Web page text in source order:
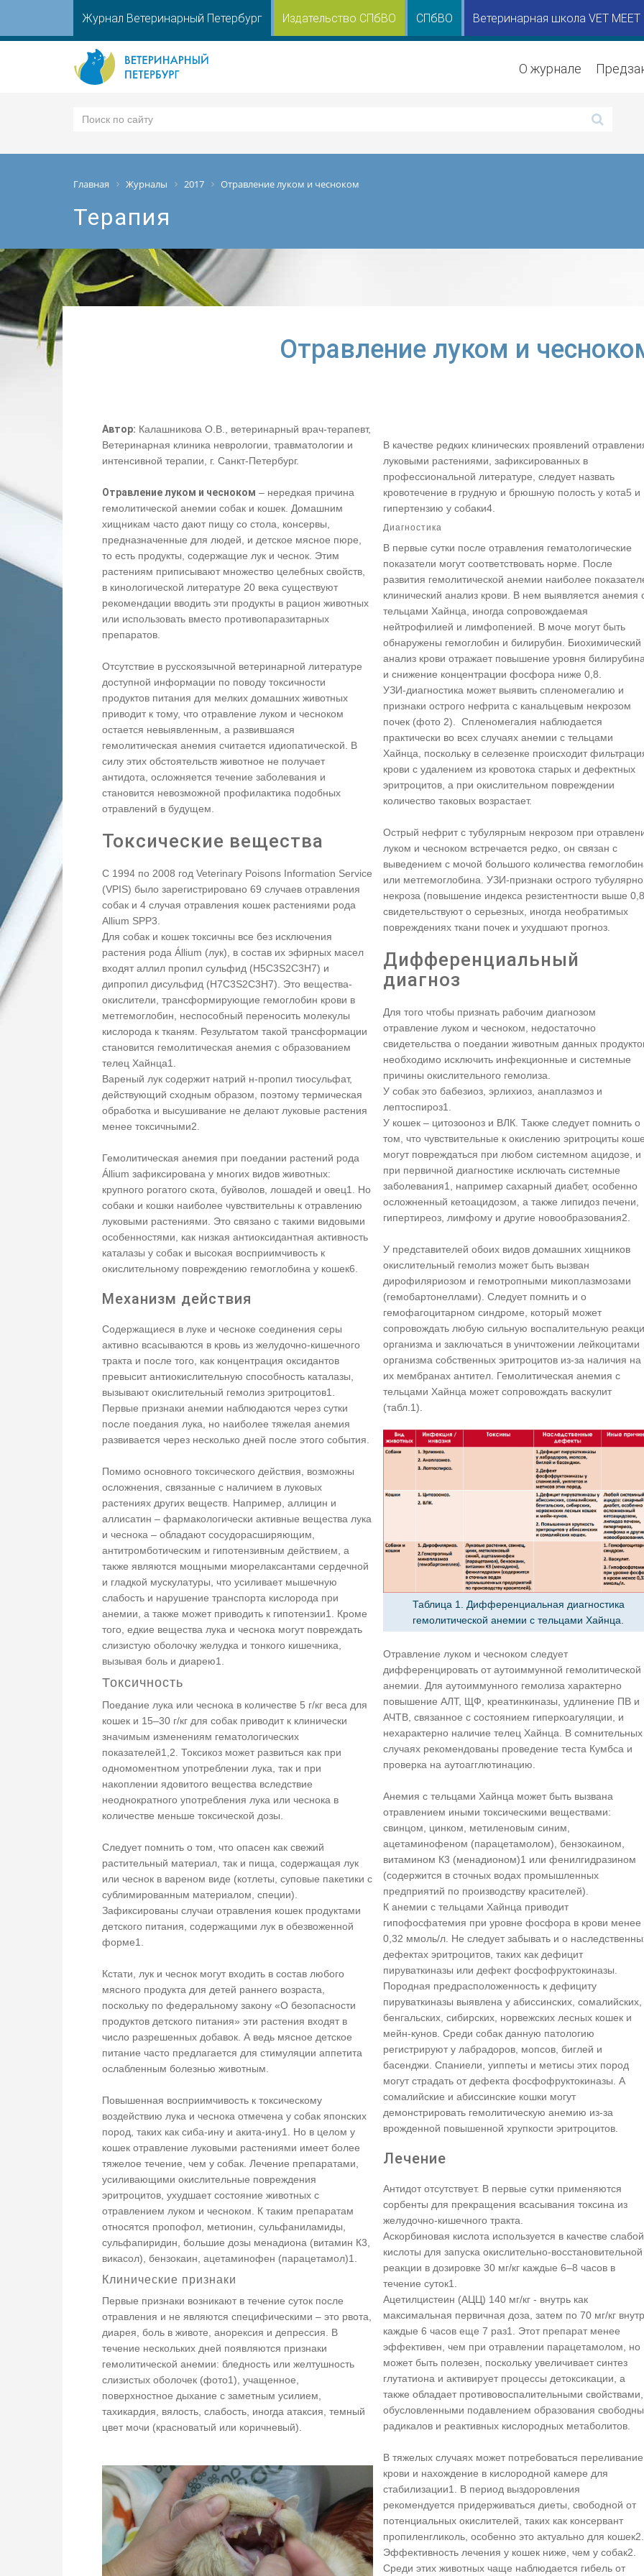
Журнал Ветеринарный Петербург Издательство СПбВО СПбВО Ветеринарная школа VET MEET
О журнале
Главная Журналы 2017 Отравление луком и чесноком
Терапия
Отравление луком и
Автор: Калашникова О.В., ветеринарный врач-терапевт,
Ветеринарная клиника неврологии, травматологии и
интенсивной терапии, г. Санкт-Петербург.
Отравление луком и чесноком – нередкая причина
гемолитической анемии собак и кошек. Домашним
хищникам часто дают пищу со стола, консервы,
предназначенные для людей, и детское мясное пюре,
то есть продукты, содержащие лук и чеснок. Этим
растениям приписывают множество целебных свойств,
в кинологической литературе 20 века существуют
рекомендации вводить эти продукты в рацион животных
или использовать вместо противопаразитарных
препаратов.
Отсутствие в русскоязычной ветеринарной литературе
доступной информации по поводу токсичности
продуктов питания для мелких домашних животных
приводит к тому, что отравление луком и чесноком
остается невыявленным, а развившаяся
гемолитическая анемия считается идиопатической. В
силу этих обстоятельств животное не получает
антидота, осложняется течение заболевания и
становится невозможной профилактика подобных
отравлений в будущем.
Токсические вещества
С 1994 по 2008 год Veterinary Poisons Information Service
(VPIS) было зарегистрировано 69 случаев отравления
собак и 4 случая отравления кошек растениями рода
Allium SPP3.
Для собак и кошек токсичны все без исключения
растения рода Állium (лук), в состав их эфирных масел
входят аллил пропил сульфид (H5C3S2C3H7) и
дипропил дисульфид (H7C3S2C3H7). Это вещества-
окислители, трансформирующие гемоглобин крови в
метгемоглобин, неспособный переносить молекулы
кислорода к тканям. Результатом такой трансформации
становится гемолитическая анемия с образованием
телец Хайнца1.
Вареный лук содержит натрий н-пропил тиосульфат,
действующий сходным образом, поэтому термическая
обработка и высушивание не делают луковые растения
менее токсичными2.
Гемолитическая анемия при поедании растений рода
Állium зафиксирована у многих видов животных:
крупного рогатого скота, буйволов, лошадей и овец1. Но
собаки и кошки наиболее чувствительны к отравлению
луковыми растениями. Это связано с такими видовыми
особенностями, как низкая антиоксидантная активность
каталазы у собак и высокая восприимчивость к
окислительному повреждению гемоглобина у кошек6.
Механизм действия
Содержащиеся в луке и чесноке соединения серы
активно всасываются в кровь из желудочно-кишечного
тракта и после того, как концентрация оксидантов
превысит антиокислительную способность каталазы,
вызывают окислительный гемолиз эритроцитов1.
Первые признаки анемии наблюдаются через сутки
после поедания лука, но наиболее тяжелая анемия
развивается через несколько дней после этого события.
Помимо основного токсического действия, возможны
осложнения, связанные с наличием в луковых
растениях других веществ. Например, аллицин и
аллисатин – фармакологически активные вещества лука
и чеснока – обладают сосудорасширяющим,
антитромботическим и гипотензивным действием, а
также являются мощными миорелаксантами сердечной
и гладкой мускулатуры, что усиливает мышечную
слабость и нарушение транспорта кислорода при
анемии, а также может приводить к гипотензии1. Кроме
того, едкие вещества лука и чеснока могут повреждать
слизистую оболочку желудка и тонкого кишечника,
вызывая боль и диарею1.
Токсичность
Поедание лука или чеснока в количестве 5 г/кг веса для
кошек и 15–30 г/кг для собак приводит к клинически
значимым изменениям гематологических
показателей1,2. Токсикоз может развиться как при
одномоментном употреблении лука, так и при
накоплении ядовитого вещества вследствие
неоднократного употребления лука или чеснока в
количестве меньше токсической дозы.
Следует помнить о том, что опасен как свежий
растительный материал, так и пища, содержащая лук
или чеснок в вареном виде (котлеты, суповые пакетики с
сублимированным материалом, специи).
Зафиксированы случаи отравления кошек продуктами
детского питания, содержащими лук в обезвоженной
форме1.
Кстати, лук и чеснок могут входить в состав любого
мясного продукта для детей раннего возраста,
поскольку по федеральному закону «О безопасности
продуктов детского питания» эти растения входят в
число разрешенных добавок. А ведь мясное детское
питание часто предлагается для стимуляции аппетита
ослабленным болезнью животным.
Повышенная восприимчивость к токсическому
воздействию лука и чеснока отмечена у собак японских
пород, таких как сиба-ину и акита-ину1. Но в целом у
кошек отравление луковыми растениями имеет более
тяжелое течение, чем у собак. Лечение препаратами,
усиливающими окислительные повреждения
эритроцитов, ухудшает состояние животных с
отравлением луком и чесноком. К таким препаратам
относятся пропофол, метионин, сульфаниламиды,
сульфапиридин, большие дозы менадиона (витамин К3,
викасол), бензокаин, ацетаминофен (парацетамол)1.
Клинические признаки
Первые признаки возникают в течение суток после
отравления и не являются специфическими – это рвота,
диарея, боль в животе, анорексия и депрессия. В
течение нескольких дней появляются признаки
гемолитической анемии: бледность или желтушность
слизистых оболочек (фото1), учащенное,
поверхностное дыхание с заметным усилием,
тахикардия, вялость, слабость, иногда атаксия, темный
цвет мочи (красноватый или коричневый).
В качестве редких клинических проявлений
луковыми растениями, зафиксированных в
профессиональной литературе, следует назвать
кровотечение в грудную и брюшную полость у кота5 и
гипертензию у собаки4.
Диагностика
В первые сутки после отравления гематологические
показатели могут соответствовать норме. После
развития гемолитической анемии наиболее
клинический анализ крови. В нем выявляется анемия
тельцами Хайнца, иногда сопровождаемая
нейтрофилией и лимфопенией. В моче могут быть
обнаружены гемоглобин и билирубин. Биохимический
анализ крови отражает повышение уровня
и снижение концентрации фосфора ниже 0,8.
УЗИ-диагностика может выявить спленомегалию и
признаки острого нефрита с канальцевым некрозом
почек (фото 2). Спленомегалия наблюдается
практически во всех случаях анемии с тельцами
Хайнца, поскольку в селезенке происходит
крови с удалением из кровотока старых и дефектных
эритроцитов, а при окислительном повреждении
количество таковых возрастает.
Острый нефрит с тубулярным некрозом при
луком и чесноком встречается редко, он связан с
выведением с мочой большого количества
или метгемоглобина. УЗИ-признаки острого
некроза (повышение индекса резистентности выше
свидетельствуют о серьезных, иногда необратимых
повреждениях ткани почек и ухудшают прогноз.
Дифференциальный
диагноз
Для того чтобы признать рабочим диагнозом
отравление луком и чесноком, недостаточно
свидетельства о поедании животным данных
необходимо исключить инфекционные и системные
причины окислительного гемолиза.
У собак это бабезиоз, эрлихиоз, анаплазмоз и
лептоспироз1.
У кошек – цитозооноз и ВЛК. Также следует помнить о
том, что чувствительные к окислению эритроциты
могут повреждаться при любом системном ацидозе, и
при первичной диагностике исключать системные
заболевания1, например сахарный диабет, особенно
осложненный кетоацидозом, а также липидоз печени,
гипертиреоз, лимфому и другие новообразования2.
У представителей обоих видов домашних хищников
окислительный гемолиз может быть вызван
дирофиляриозом и гемотропными микоплазмозами
(гемобартонеллами). Следует помнить и о
гемофагоцитарном синдроме, который может
сопровождать любую сильную воспалительную
организма и заключаться в уничтожении лейкоцитами
организма собственных эритроцитов из-за наличия на
их мембранах антител. Гемолитическая анемия с
тельцами Хайнца может сопровождать васкулит
(табл.1).
Таблица 1. Дифференциальная диагностика
гемолитической анемии с тельцами Хайнца.
Отравление луком и чесноком следует
дифференцировать от аутоиммунной гемолитической
анемии. Для аутоиммунного гемолиза характерно
повышение АЛТ, ЩФ, креатинкиназы, удлинение ПВ и
АЧТВ, связанное с состоянием гиперкоагуляции, и
нехарактерно наличие телец Хайнца. В сомнительных
случаях рекомендованы проведение теста Кумбса и
проверка на аутоагглютинацию.
Анемия с тельцами Хайнца может быть вызвана
отравлением иными токсическими веществами:
свинцом, цинком, метиленовым синим,
ацетаминофеном (парацетамолом), бензокаином,
витамином К3 (менадионом)1 или фенилгидразином
(содержится в сточных водах промышленных
предприятий по производству красителей).
К анемии с тельцами Хайнца приводит
гипофосфатемия при уровне фосфора в крови менее
0,32 ммоль/л. Не следует забывать и о
дефектах эритроцитов, таких как дефицит
пируваткиназы или дефект фосфофруктокиназы.
Породная предрасположенность к дефициту
пируваткиназы выявлена у абиссинских, сомалийских,
бенгальских, сибирских, норвежских лесных кошек и
мейн-кунов. Среди собак данную патологию
регистрируют у лабрадоров, мопсов, биглей и
басенджи. Спаниели, уиппеты и метисы этих пород
могут страдать от дефекта фосфофруктокиназы. А
сомалийские и абиссинские кошки могут
демонстрировать гемолитическую анемию из-за
врожденной повышенной хрупкости эритроцитов.
Лечение
Антидот отсутствует. В первые сутки применяются
сорбенты для прекращения всасывания токсина из
желудочно-кишечного тракта.
Аскорбиновая кислота используется в качестве слабой
кислоты для запуска окислительно-восстановительной
реакции в дозировке 30 мг/кг каждые 6–8 часов в
течение суток1.
Ацетилцистеин (АЦЦ) 140 мг/кг - внутрь как
максимальная первичная доза, затем по 70 мг/кг
каждые 6 часов еще 7 раз1. Этот препарат менее
эффективен, чем при отравлении парацетамолом, но
может быть полезен, поскольку увеличивает синтез
глутатиона и активирует процессы детоксикации, а
также обладает противовоспалительными свойствами,
обусловленными подавлением образования
радикалов и реактивных кислородных метаболитов.
В тяжелых случаях может потребоваться переливание
крови и нахождение в кислородной камере для
стабилизации1. В период выздоровления
рекомендуется придерживаться диеты, свободной от
потенциальных окислителей, таких как консервант
пропиленгликоль, особенно это актуально для кошек2.
Эффективность лечения у кошек ниже, чем у собак2.
Среди этих животных чаще наблюдается гибель от